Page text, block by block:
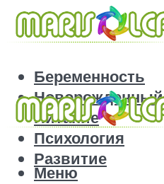
Беременность
Новорожденный
Питание
Психология
Развитие
Меню